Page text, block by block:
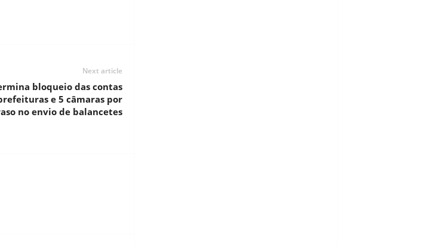
Next article
bloqueio das contas
e 5 câmaras por
no envio de balancetes